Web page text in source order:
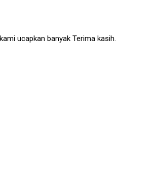
ucapkan banyak Terima kasih.